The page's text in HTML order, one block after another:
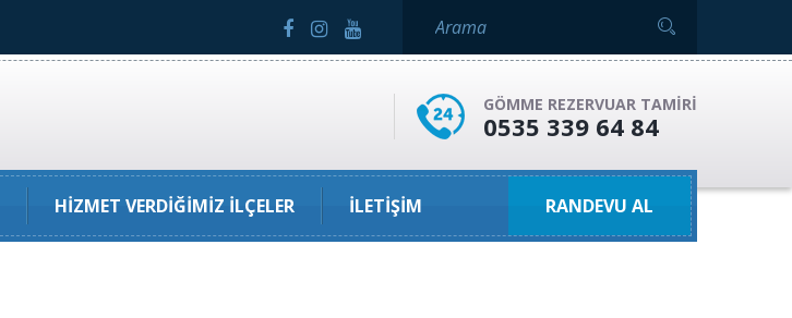
GÖMME REZERVUAR TAMIRI
0535 339 64 84
HIZMET VERDIĞIMIZ İLÇELER İLETIŞIM RANDEVU AL